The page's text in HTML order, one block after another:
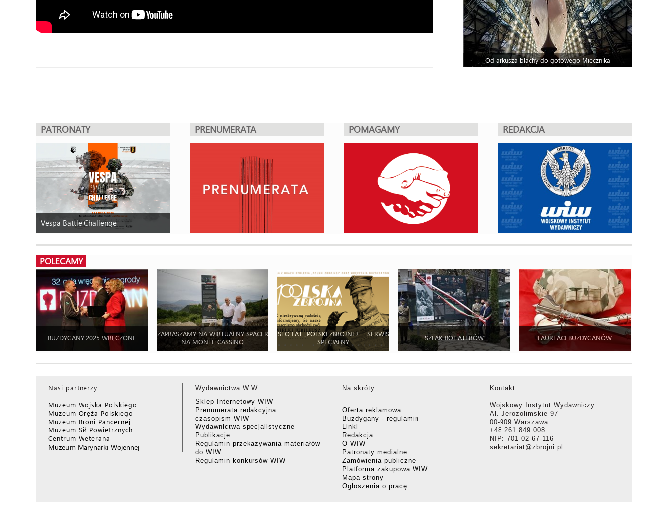
Od arkusza blachy do gotowego Miecznika
PATRONATY
Vespa Battle Challenge
PRENUMERATA POMAGAMY REDAKCJA
POLECAMY
BUZDYGANY 2025 WRĘCZONE
ZAPRASZAMY NA WIRTUALNY SPACER
NA MONTE CASSINO
STO LAT „POLSKI ZBROJNEJ” - SERWIS
SPECJALNY
SZLAK BOHATERÓW LAUREACI BUZDYGANÓW
Nasi partnerzy
Muzeum Wojska Polskiego
Muzeum Oręża Polskiego
Muzeum Broni Pancernej
Muzeum Sił Powietrznych
Centrum Weterana
Muzeum Marynarki Wojennej
Wydawnictwa WIW
Sklep Internetowy WIW
Prenumerata redakcyjna
czasopism WIW
Wydawnictwa specjalistyczne
Publikacje
Regulamin przekazywania materiałów
do WIW
Regulamin konkursów WIW
Na skróty
Oferta reklamowa
Buzdygany - regulamin
Linki
Redakcja
O WIW
Patronaty medialne
Zamówienia publiczne
Platforma zakupowa WIW
Mapa strony
Ogłoszenia o pracę
Kontakt
Wojskowy Instytut Wydawniczy
Al. Jerozolimskie 97
00-909 Warszawa
+48 261 849 008
NIP: 701-02-67-116
sekretariat@zbrojni.pl